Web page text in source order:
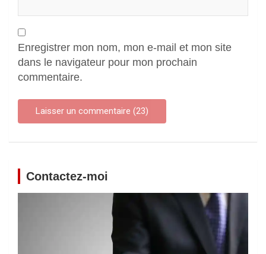
Enregistrer mon nom, mon e-mail et mon site
dans le navigateur pour mon prochain
commentaire.
Contactez-moi